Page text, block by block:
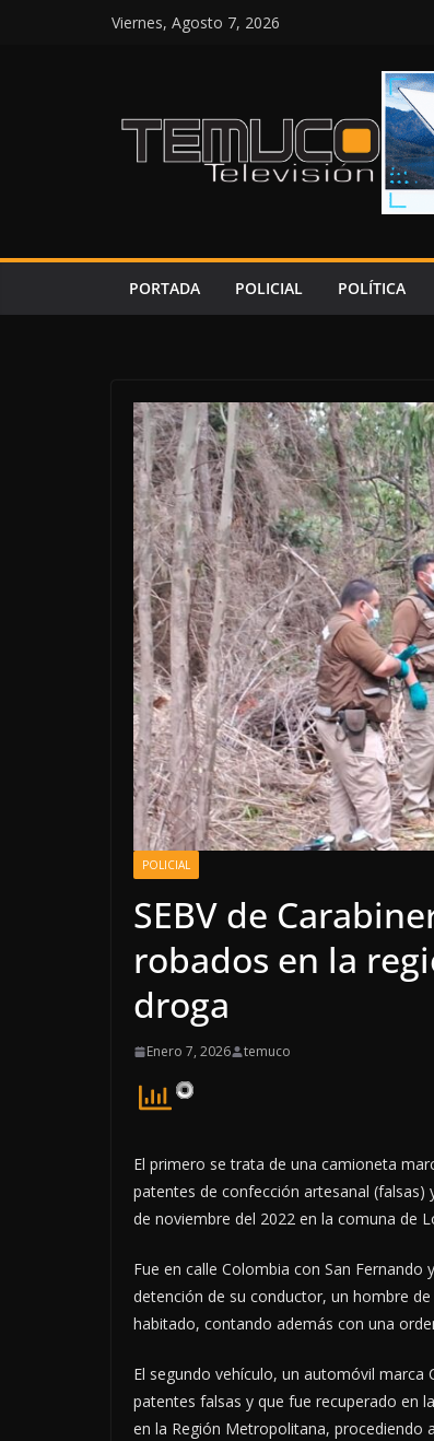
Viernes, Agosto 7, 2026
PORTADA POLICIAL POLÍTICA
POLICIAL
SEBV de
robados en la
droga
Enero 7, 2026 temuco
El primero se trata de una camioneta
patentes de confección artesanal
de noviembre del 2022 en la comuna de
Fue en calle Colombia con San
detención de su conductor, un hombre
habitado, contando además con una
El segundo vehículo, un automóvil
patentes falsas y que fue recuperado en
en la Región Metropolitana, procediendo